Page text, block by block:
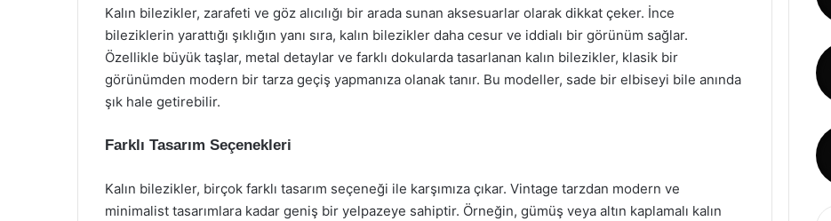
Kalın bilezikler, zarafeti ve göz alıcılığı bir arada sunan aksesuarlar olarak dikkat çeker. İnce
bileziklerin yarattığı şıklığın yanı sıra, kalın bilezikler daha cesur ve iddialı bir görünüm sağlar.
Özellikle büyük taşlar, metal detaylar ve farklı dokularda tasarlanan kalın bilezikler, klasik bir
görünümden modern bir tarza geçiş yapmanıza olanak tanır. Bu modeller, sade bir elbiseyi bile anında
şık hale getirebilir.
Farklı Tasarım Seçenekleri
Kalın bilezikler, birçok farklı tasarım seçeneği ile karşımıza çıkar. Vintage tarzdan modern ve
minimalist tasarımlara kadar geniş bir yelpazeye sahiptir. Örneğin, gümüş veya altın kaplamalı kalın